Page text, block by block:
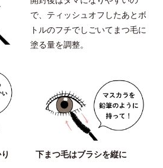
で、ティッシュオフしたあとボ
トルのフチでしごいてまつ毛に
塗る量を調整。
下まつ毛はブラシを縦に